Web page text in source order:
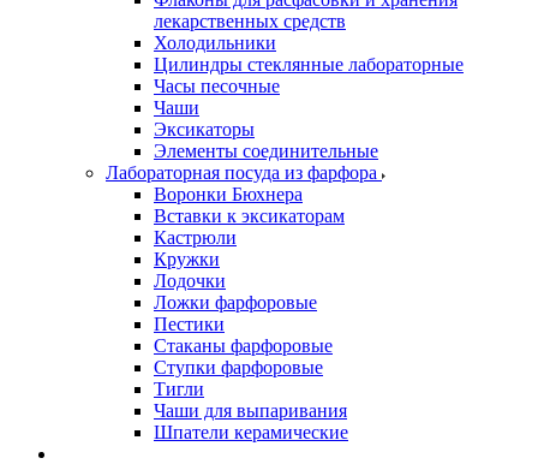
лекарственных средств
Холодильники
Цилиндры стеклянные лабораторные
Часы песочные
Чаши
Эксикаторы
Элементы соединительные
Лабораторная посуда из фарфора
Воронки Бюхнера
Вставки к эксикаторам
Кастрюли
Кружки
Лодочки
Ложки фарфоровые
Пестики
Стаканы фарфоровые
Ступки фарфоровые
Тигли
Чаши для выпаривания
Шпатели керамические